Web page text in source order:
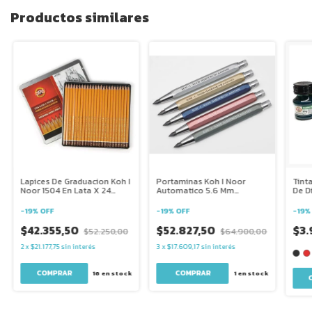
Productos similares
Lapices De Graduacion Koh I
Noor 1504 En Lata X 24
-19% OFF
$42.355,50 $52.250,00
2x$21.177,75 sin interés
16 en stock
Portaminas Koh I Noor
Automatico 5.6 Mm
Afilaminas
-19% OFF
$52.827,50 $64.900,00
3x$17.609,17sin interés
1en stock
De
-19%